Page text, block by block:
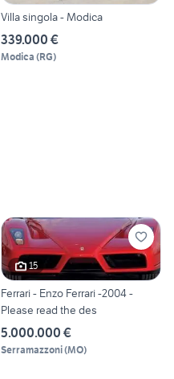
Villa singola - Modica
339.000 €
Modica (RG)
15
Ferrari - Enzo Ferrari -2004 -
Please read the des
5.000.000 €
Serramazzoni(MO)